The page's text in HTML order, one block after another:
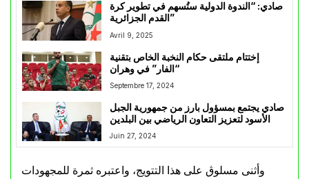
صادي: “الندوة الدولية ستُسهم في تطوير كرة
القدم الجزائرية”
Avril 9, 2025
إختتام ملتقى حكام النخبة الخاص بتقنية
“الفار” في وهران
Septembre 17, 2024
صادي يجتمع بمسؤول بارز من جمهورية الجبل
الأسود لتعزيز التعاون الرياضي بين البلدين
Juin 27, 2024
وأثنى مسلوڨ على هذا التتويج، واعتبره ثمرة للمجهودات